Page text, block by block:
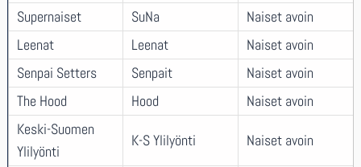
Supernaiset
SuNa
Naiset avoin
Leenat
Leenat
Naiset avoin
Senpai Setters
Senpait
Naiset avoin
The Hood
Hood
Naiset avoin
Keski-Suomen
Ylilyönti
K-S Ylilyönti Naiset avoin